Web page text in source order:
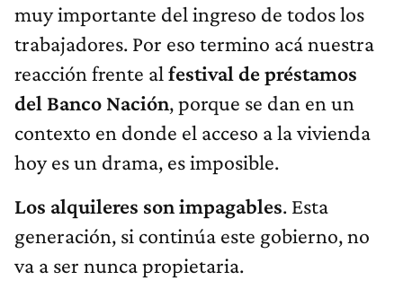
muy importante del ingreso de todos los
trabajadores. Por eso termino acá nuestra
reacción frente al festival de préstamos
del Banco Nación, porque se dan en un
contexto en donde el acceso a la vivienda
hoy es un drama, es imposible.
Los alquileres son impagables. Esta
generación, si continúa este gobierno, no
va a ser nunca propietaria.